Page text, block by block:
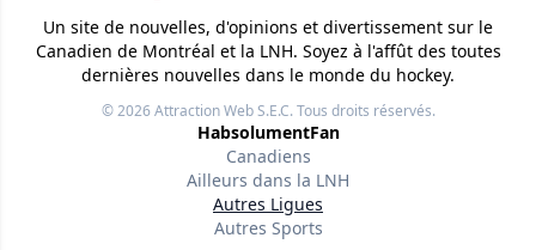
Un site de nouvelles, d'opinions et divertissement sur le
Canadien de Montréal et la LNH. Soyez à l'affût des toutes
dernières nouvelles dans le monde du hockey.
© 2026Attraction Web S.E.C.Tous droits réservés.
HabsolumentFan
Canadiens
Ailleurs dans la LNH
Autres Ligues
Autres Sports